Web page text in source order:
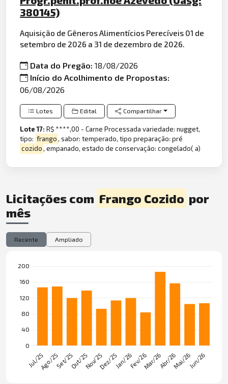
380145)
Aquisição de Gêneros Alimentícios Perecíveis 01 de
setembro de 2026 a 31 de dezembro de 2026.
Data do Pregão:18/08/2026
Início do Acolhimento de Propostas:
06/08/2026
Lotes Edital Compartilhar
Lote 17:R$ ****,00 - Carne Processada variedade: nugget,
tipo: frango, sabor: temperado, tipo preparação: pré
cozido, empanado, estado de conservação: congelado( a)
Licitações com Frango Cozido por
mês
Recente Ampliado